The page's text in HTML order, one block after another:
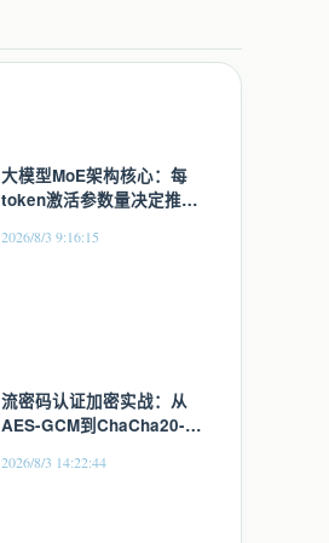
大模型MoE架构核心：每
token激活参数量决定推理
2026/8/3 9:16:15
流密码认证加密实战：从
AES-GCM到ChaCha20-
2026/8/3 14:22:44